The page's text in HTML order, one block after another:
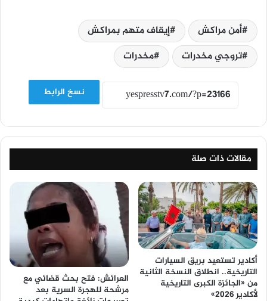
أمن مراكش
إيقاف متهم بمراكش
تروجي مخدرات
مخدرات
نسخ الرابط
مقالات ذات صلة
أكادير تستعيد بريق السيارات
التاريخية.. انطلاق النسخة الثانية
من «الجائزة الكبرى التاريخية
لأكادير 2026»
العرائش: فتح بحث قضائي مع
مرشحة للهجرة السرية بعد